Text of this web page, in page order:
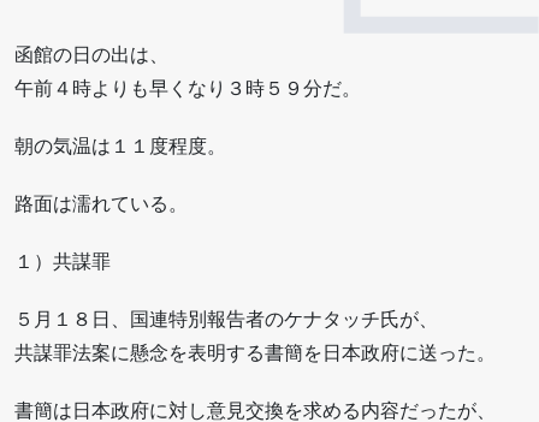
函館の日の出は、
午前４時よりも早くなり３時５９分だ。
朝の気温は１１度程度。
路面は濡れている。
１）共謀罪
５月１８日、国連特別報告者のケナタッチ氏が、
共謀罪法案に懸念を表明する書簡を日本政府に送った。
書簡は日本政府に対し意見交換を求める内容だったが、